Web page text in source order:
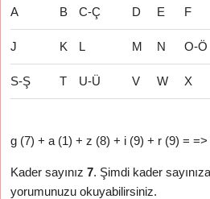
A B C-Ç D E F
J K L M N O-Ö
S-Ş T U-Ü V W X
g (7) + a (1) + z (8) + i (9) + r (9) =
Kader sayınız7. Şimdi kader
yorumunuzu okuyabilirsiniz.